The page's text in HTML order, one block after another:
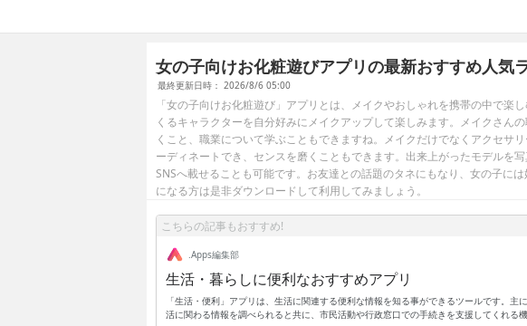
女の子向けお化粧遊びアプリの最新おすすめ人気
最終更新日時： 2026/8/6 05:00
「女の子向けお化粧遊び」アプリとは、メイクやおしゃれを携帯の中で楽
くるキャラクターを自分好みにメイクアップして楽しみます。メイクさん
くこと、職業について学ぶこともできますね。メイクだけでなくアクセサ
ーディネートでき、センスを磨くこともできます。出来上がったモデルを
SNSへ載せることも可能です。お友達との話題のタネにもなり、女の子に
になる方は是非ダウンロードして利用してみましょう。
こちらの記事もおすすめ!
.Apps編集部
生活・暮らしに便利なおすすめアプリ
「生活・便利」アプリは、生活に関連する便利な情報を知る事ができるツールです。主
活に関わる情報を調べられると共に、市民活動や行政窓口での手続きを支援してくれる